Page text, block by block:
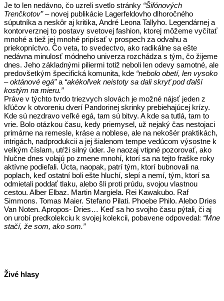
Je to len nedávno, čo uzreli svetlo stránky “Šifónových
Trenčkotov”– novej publikácie Lagerfeldovho dlhoročného
súputníka a neskôr aj kritika, André Leona Tallyho. Legendárnej a
kontorverznej to postavy svetovej fashion, ktorej môžeme vyčítať
mnohé a tiež jej mnohé pripísať v prospech za odvahu a
priekopníctvo. Čo veta, to svedectvo, ako radikálne sa ešte
nedávna minulosť módneho univerza rozchádza s tým, čo žijeme
dnes. Jeho základnými piliermi totiž neboli len odevy samotné, ale
predovšetkým špecifická komunita, kde “nebolo obetí, len vysoko
– oktánové egá”a “akékoľvek neistoty sa dali skryť pod ďalší
kostým na mieru.”
Práve v týchto tvrdo triezvych slovách je možné nájsť jeden z
kľúčov k otvoreniu dverí Pandorinej skrinky prebiehajúcej krízy.
Kde sú nezdravo veľké egá, tam sú bitvy. A kde sa tutlá, tam to
vrie. Bolo otázkou času, kedy priemysel, už nejaký čas nestojaci
primárne na remesle, kráse a noblese, ale na nekošér praktikách,
intrigách, nadprodukcii a jej šialenom tempe vedúcom výsostne k
velkým číslam, utŕži silný úder. Je naozaj vtipné pozorovať, ako
hlučne dnes volajú po zmene mnohí, ktorí sa na tejto fraške roky
aktívne podieľali. Úcta, naopak, patrí tým, ktorí bubnovali na
poplach, keď ostatní boli ešte hluchí, slepí a nemí, tým, ktorí sa
odmietali poddať tlaku, alebo šli proti prúdu, svojou vlastnou
cestou. Alber Elbaz. Martin Margiela. Rei Kawakubo. Raf
Simmons. Tomas Maier. Stefano Pilati. Phoebe Philo. Alebo Dries
Van Noten. Apropos- Dries… Keď sa ho svojho času pýtali, či aj
on urobí predkolekciu k svojej kolekcii, pobavene odpovedal: “Mne
stačí, že som, ako som.”
Živé hlasy